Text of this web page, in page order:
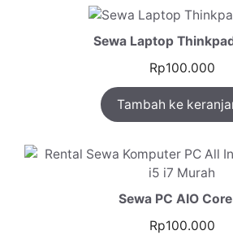
penilaian
Sewa Laptop
Rp100.000
Tambah ke
Sewa PC AIO
Rp100.000